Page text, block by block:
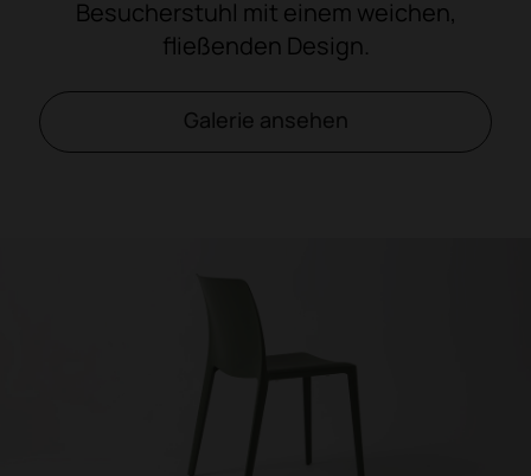
Besucherstuhl mit einem weichen,
fließenden Design.
Galerie ansehen